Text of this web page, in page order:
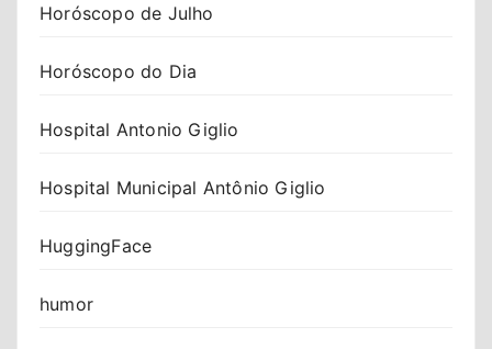
Horóscopo de Julho
Horóscopo do Dia
Hospital Antonio Giglio
Hospital Municipal Antônio Giglio
HuggingFace
humor